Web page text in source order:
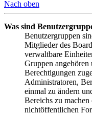
Nach oben
Was sind
Benutzergruppen
Mitglieder des
verwaltbare
Gruppen
Berechtigungen
Administratoren,
einmal zu ändern
Bereichs zu
nichtöffentlichen